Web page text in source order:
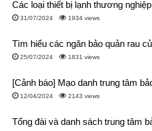
Sharp cửa
ngang 9.5kg
Sharp cửa
ngang 10.5kg
840 x 598 x
Sharp cửa
ngang 12.5kg
850 x 598 x
Công suất
Các loại thiết bị lạnh thương
31/07/2024 1934 views
Tìm hiểu các ngăn bảo quản rau
25/07/2024 1831 views
[Cảnh báo] Mạo danh trung tâm
12/04/2024 2143 views
Tổng đài và danh sách trung tâm